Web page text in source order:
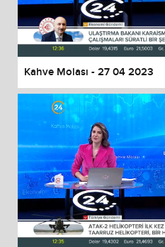
Kahve Molası - 27 04 2023